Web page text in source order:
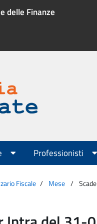
delle Finanze
Professionisti
Fiscale Mese